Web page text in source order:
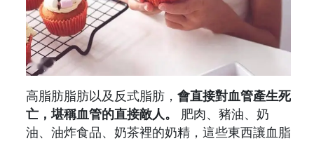
高脂肪脂肪以及反式脂肪， 會直接對血管產生死
亡，堪稱血管的直接敵人。
肥肉、豬油、奶
油、油炸食品、奶茶裡的奶精，這些東西讓血脂